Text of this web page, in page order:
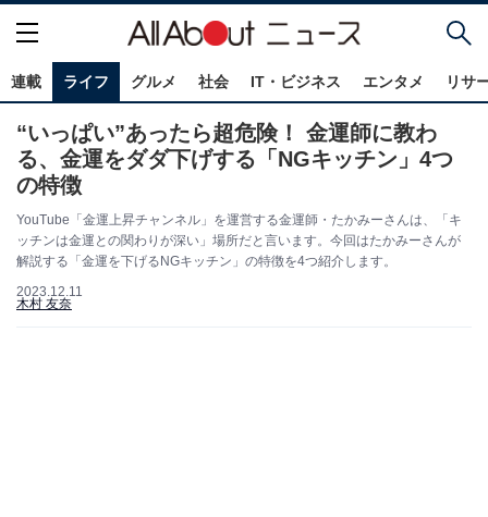
連載 ライフ グルメ 社会 IT・ビジネス エンタメ リサ
“いっぱい”あったら超危険！ 金運師に教わ
る、金運をダダ下げする「NGキッチン」4つ
の特徴
YouTube「金運上昇チャンネル」を運営する金運師・たかみーさんは、「キ
ッチンは金運との関わりが深い」場所だと言います。今回はたかみーさんが
解説する「金運を下げるNGキッチン」の特徴を4つ紹介します。
2023.12.11
木村 友奈